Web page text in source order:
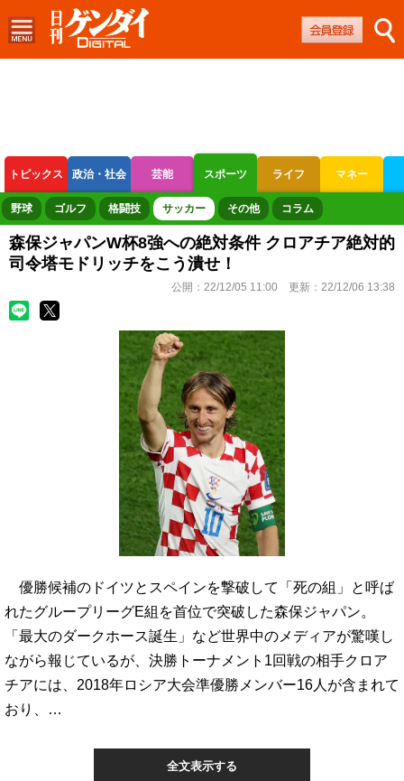
トピックス 政治・社会 芸能 スポーツ ライフ マネー
ボートレース 競輪 オートレース
野球 ゴルフ 格闘技 サッカー その他 コラム
森保ジャパンW杯8強への絶対条件 クロアチア絶対的
司令塔モドリッチをこう潰せ！
公開： 22/12/05 11:00 更新： 22/12/06 13:38
優勝候補のドイツとスペインを撃破して「死の組」と呼ば
れたグループリーグE組を首位で突破した森保ジャパン。
「最大のダークホース誕生」など世界中のメディアが驚嘆し
ながら報じているが、決勝トーナメント1回戦の相手クロア
チアには、2018年ロシア大会準優勝メンバー16人が含まれて
おり、…
全文表示する